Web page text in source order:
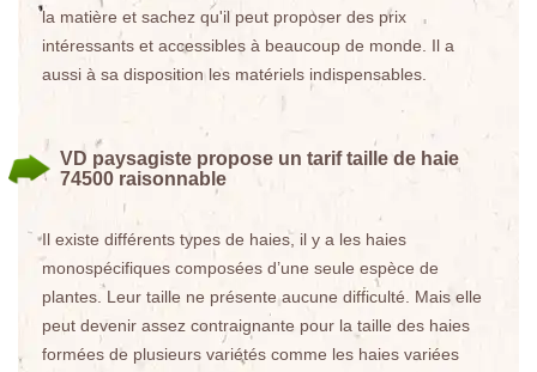
la matière et sachez qu'il peut proposer des prix
intéressants et accessibles à beaucoup de monde. Il a
aussi à sa disposition les matériels indispensables.
VD paysagiste propose un tarif taille de haie
74500 raisonnable
Il existe différents types de haies, il y a les haies
monospécifiques composées d’une seule espèce de
plantes. Leur taille ne présente aucune difficulté. Mais elle
peut devenir assez contraignante pour la taille des haies
formées de plusieurs variétés comme les haies variées